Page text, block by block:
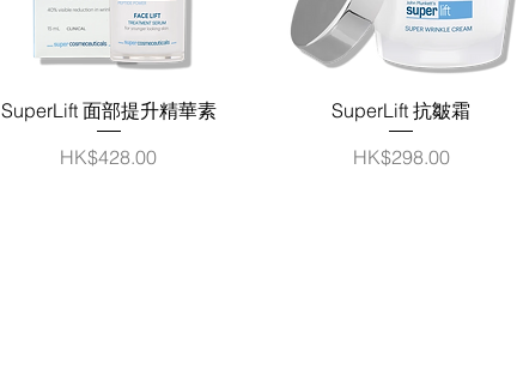
快速瀏覽
SuperLift 面部提升精華素
價格
HK$428.00
快速瀏覽
SuperLift 抗皺霜
價格
HK$298.00